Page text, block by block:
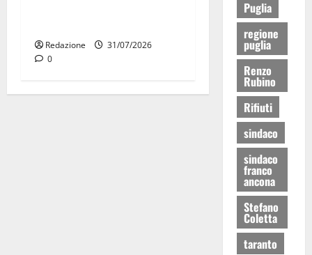
Redazione
31/07/2026
0
Puglia
regione
puglia
Renzo
Rubino
Rifiuti
sindaco
sindaco
franco
ancona
Stefano
Coletta
taranto